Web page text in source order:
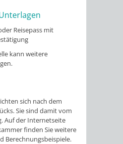
Reisepass mit
kann weitere
sich nach dem
Sie sind damit vom
Auf der Internetseite
finden Sie weitere
Berechnungsbeispiele.